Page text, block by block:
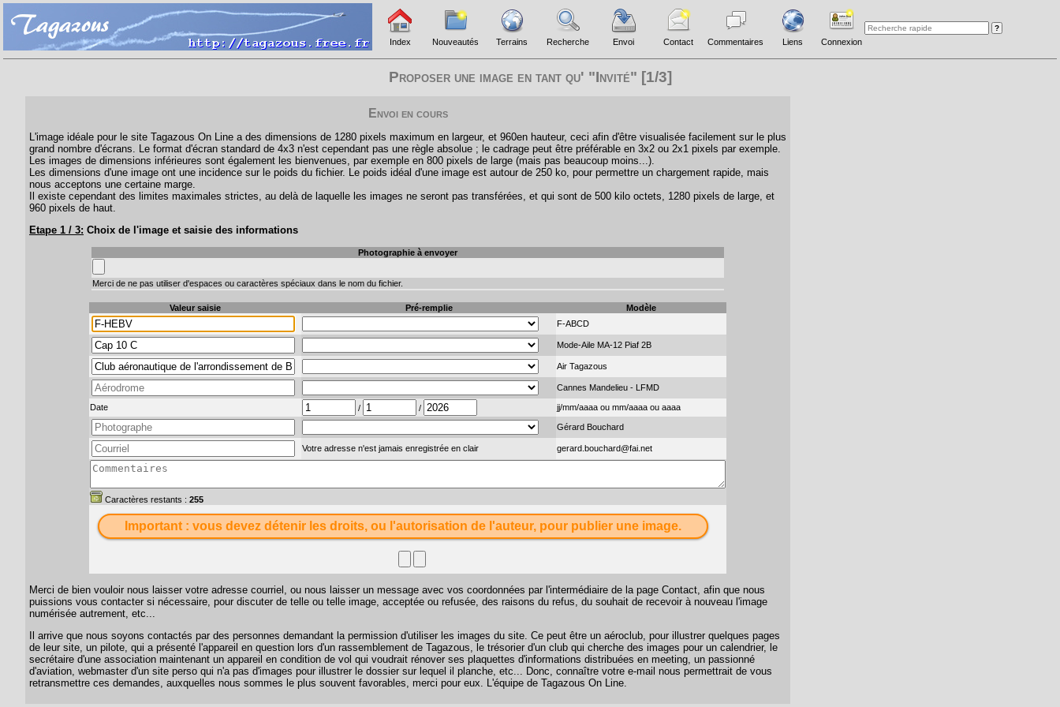
Index Nouveautés Terrains Recherche Envoi Contact Commentaires Liens Connexion
Proposer une image en tant qu' "Invité" [1/3]
Envoi en cours
L'image idéale pour le site Tagazous On Line a des dimensions de 1280 pixels maximum en largeur, et 960en hauteur, ceci afin d'être visualisée facilement sur le plus
grand nombre d'écrans. Le format d'écran standard de 4x3 n'est cependant pas une règle absolue ; le cadrage peut être préférable en 3x2 ou 2x1 pixels par exemple.
Les images de dimensions inférieures sont également les bienvenues, par exemple en 800 pixels de large (mais pas beaucoup moins...).
Les dimensions d'une image ont une incidence sur le poids du fichier. Le poids idéal d'une image est autour de 250 ko, pour permettre un chargement rapide, mais
nous acceptons une certaine marge.
Il existe cependant des limites maximales strictes, au delà de laquelle les images ne seront pas transférées, et qui sont de 500 kilo octets, 1280 pixels de large, et
960 pixels de haut.
Etape 1 / 3: Choix de l'image et saisie des informations
Photographie à envoyer
Merci de ne pas utiliser d'espaces ou caractères spéciaux dans le nom du fichier.
Valeur saisie Pré-remplie
Modèle
F-ABCD
Mode-Aile MA-12 Piaf 2B
Air Tagazous
Cannes Mandelieu - LFMD
Date / / jj/mm/aaaa ou mm/aaaa ou aaaa
Gérard Bouchard
Votre adresse n'est jamais enregistrée en clair gerard.bouchard@fai.net
Caractères restants : 255
Important : vous devez détenir les droits, ou l'autorisation de l'auteur, pour publier une image.
Merci de bien vouloir nous laisser votre adresse courriel, ou nous laisser un message avec vos coordonnées par l'intermédiaire de la page Contact , afin que nous
puissions vous contacter si nécessaire, pour discuter de telle ou telle image, acceptée ou refusée, des raisons du refus, du souhait de recevoir à nouveau l'image
numérisée autrement, etc...
Il arrive que nous soyons contactés par des personnes demandant la permission d'utiliser les images du site. Ce peut être un aéroclub, pour illustrer quelques pages
de leur site, un pilote, qui a présenté l'appareil en question lors d'un rassemblement de Tagazous, le trésorier d'un club qui cherche des images pour un calendrier, le
secrétaire d'une association maintenant un appareil en condition de vol qui voudrait rénover ses plaquettes d'informations distribuées en meeting, un passionné
d'aviation, webmaster d'un site perso qui n'a pas d'images pour illustrer le dossier sur lequel il planche, etc... Donc, connaître votre e-mail nous permettrait de vous
retransmettre ces demandes, auxquelles nous sommes le plus souvent favorables, merci pour eux. L'équipe de Tagazous On Line.